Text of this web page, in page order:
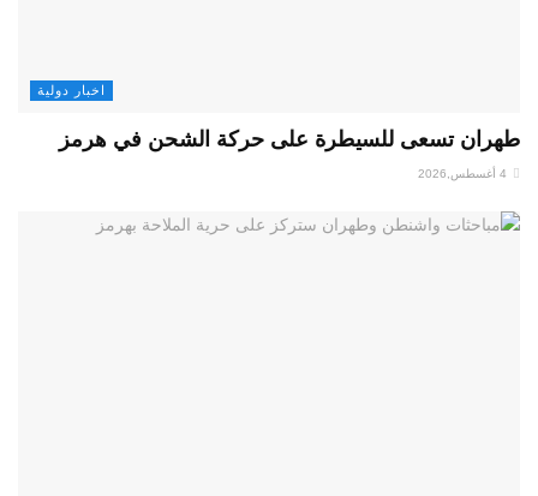
اخبار دولية
طهران تسعى للسيطرة على حركة الشحن في هرمز